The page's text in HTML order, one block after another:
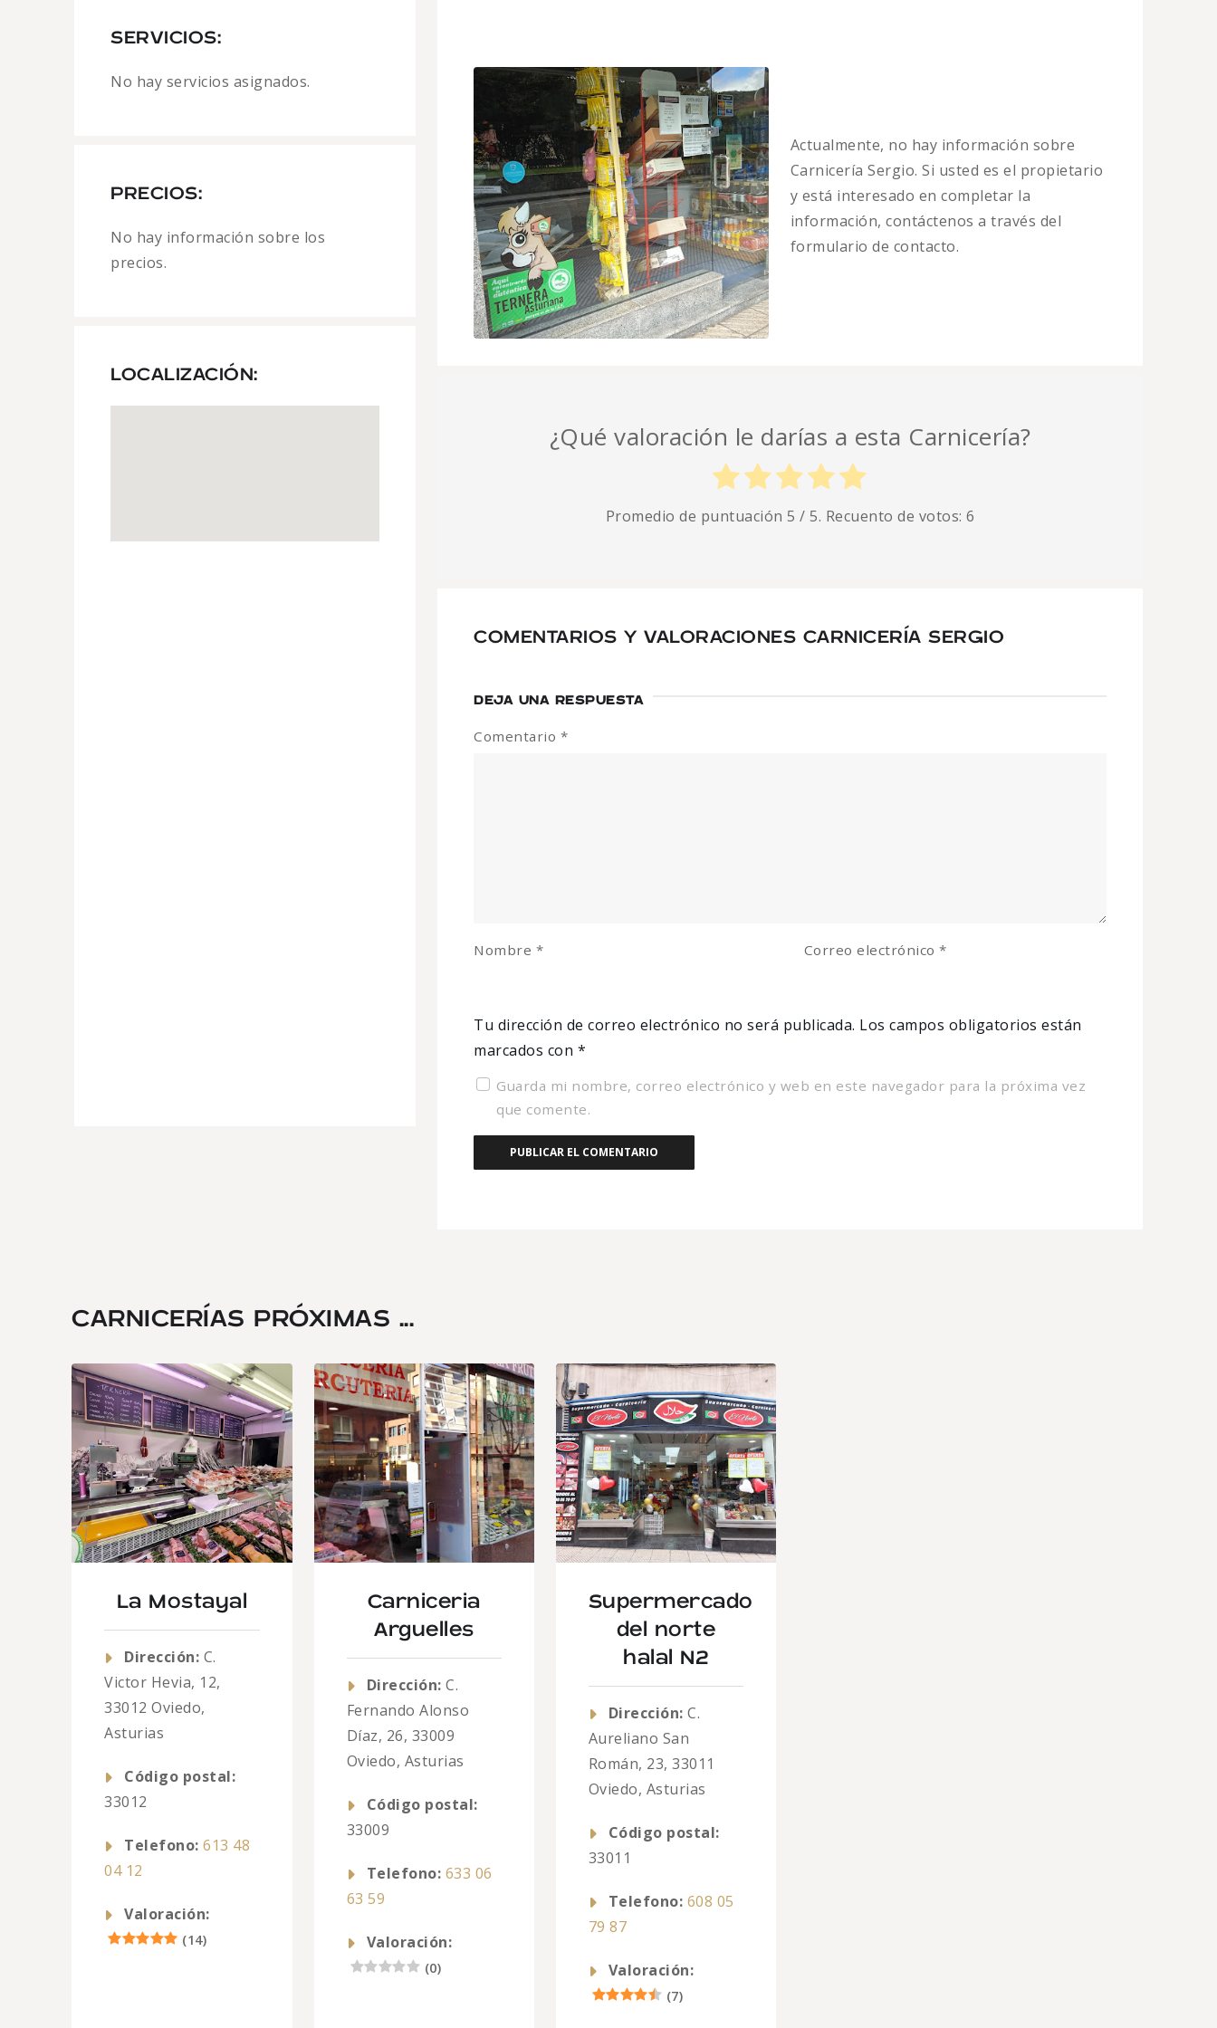
SERVICIOS:
No hay servicios asignados.
PRECIOS:
No hay información sobre los
precios.
LOCALIZACIÓN:
Actualmente, no hay información sobre
Carnicería Sergio. Si usted es el propietario
y está interesado en completar la
información, contáctenos a través del
formulario de contacto.
¿Qué valoración le darías a esta Carnicería?
Promedio de puntuación5 / 5. Recuento de votos:6
COMENTARIOS Y VALORACIONES CARNICERÍA SERGIO
DEJA UNA RESPUESTA
Tu dirección de correo electrónico no será publicada. Los campos obligatorios están
marcados con *
Comentario *
Nombre * Correo electrónico*
Guarda mi nombre, correo electrónico y web en este navegador para la próxima vez
que comente.
CARNICERÍAS PRÓXIMAS ...
La Mostayal
Dirección: C.
Victor Hevia, 12,
33012 Oviedo,
Asturias
Código postal:
33012
Telefono: 613 48
04 12
Valoración:
(14)
Carniceria
Arguelles
Dirección: C.
Fernando Alonso
Díaz, 26, 33009
Oviedo, Asturias
Código postal:
33009
Telefono: 633 06
63 59
Valoración:
(0)
Supermercado
del norte
halal N2
Dirección: C.
Aureliano San
Román, 23, 33011
Oviedo, Asturias
Código postal:
33011
Telefono: 608 05
79 87
Valoración:
(7)